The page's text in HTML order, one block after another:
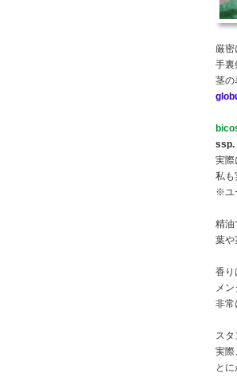
厳密
手裏
茎の
ssp.
実際
私も
※ユ
精油
葉や
香り
メ
非常
ス
実際
と